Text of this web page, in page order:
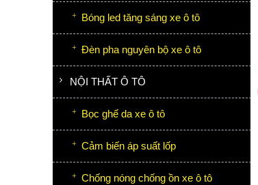
Bóng led tăng sáng xe ô tô
Đèn pha nguyên bộ xe ô tô
NỘI THẤT Ô TÔ
Bọc ghế da xe ô tô
Cảm biến áp suất lốp
Chống nóng chống ồn xe ô tô